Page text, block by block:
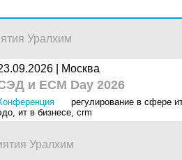
Уралхим
| Москва
и ECM Day 2026
регулирование в сфере
, ит в бизнесе, crm
Уралхим